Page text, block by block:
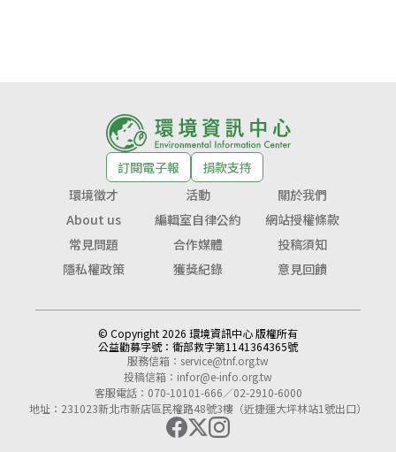
訂閱電子報
捐款支持
環境徵才
活動
關於我們
About us
編輯室自律公約
網站授權條款
常見問題
合作媒體
投稿須知
隱私權政策
獲獎紀錄 意見回饋
© Copyright 2026 環境資訊中心 版權所有
公益勸募字號： 衛部救字第1141364365號
服務信箱： service@tnf.org.tw
投稿信箱： infor@e-info.org.tw
客服電話：070-10101-666／02-2910-6000
地址：231023新北市新店區民權路48號3樓（近捷運大坪林站1號出口）